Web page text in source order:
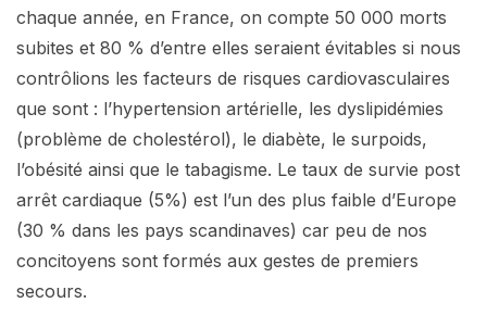
chaque année, en France, on compte 50 000 morts
subites et 80 % d’entre elles seraient évitables si nous
contrôlions les facteurs de risques cardiovasculaires
que sont : l’hypertension artérielle, les dyslipidémies
(problème de cholestérol), le diabète, le surpoids,
l’obésité ainsi que le tabagisme. Le taux de survie post
arrêt cardiaque (5%) est l’un des plus faible d’Europe
(30 % dans les pays scandinaves) car peu de nos
concitoyens sont formés aux gestes de premiers
secours.